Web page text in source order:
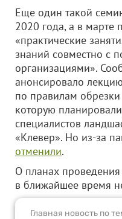
Еще один такой
2020 года, а в марте
«практические
знаний совместно с
организациями».
анонсировало
по правилам обрезки
которую
специалистов
«Клевер». Но из-за
отменили.
О планах
в ближайшее время
Главная новость по